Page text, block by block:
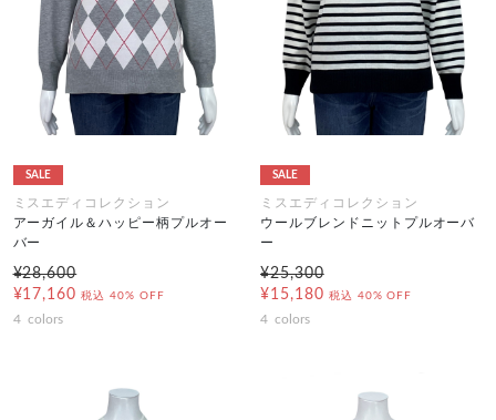
SALE
ミスエディコレクション
アーガイル＆ハッピー柄プルオー
バー
¥28,600
¥17,160 税込 40% OFF
4 colors
SALE
ミスエディコレクション
ウールブレンドニットプルオーバ
ー
¥25,300
¥15,180 税込 40% OFF
4 colors